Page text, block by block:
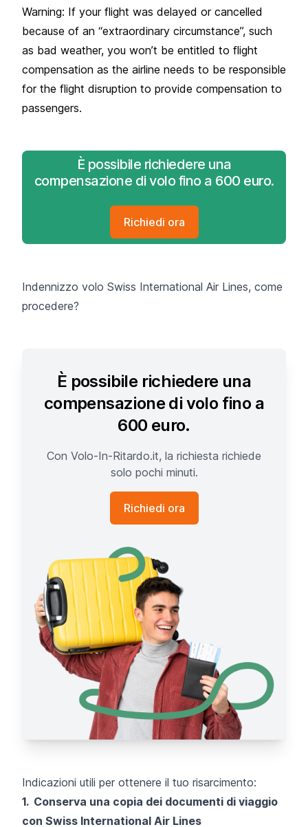
Warning: If your flight was delayed or cancelled
because of an “extraordinary circumstance”, such
as bad weather, you won’t be entitled to flight
compensation as the airline needs to be responsible
for the flight disruption to provide compensation to
passengers.
È possibile richiedere una
compensazione di volo fino a 600 euro.
Richiedi ora
Indennizzo volo Swiss International Air Lines, come
procedere?
È possibile richiedere una
compensazione di volo fino a
600 euro.
Con Volo-In-Ritardo.it, la richiesta richiede
solo pochi minuti.
Richiedi ora
Indicazioni utili per ottenere il tuo risarcimento:
1. Conserva una copia dei documenti di viaggio
con Swiss International Air Lines